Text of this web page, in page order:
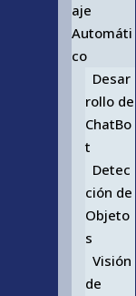
aje
Automáti
co
Desar
rollo de
ChatBo
t
Detec
ción de
Objeto
s
Visión
de